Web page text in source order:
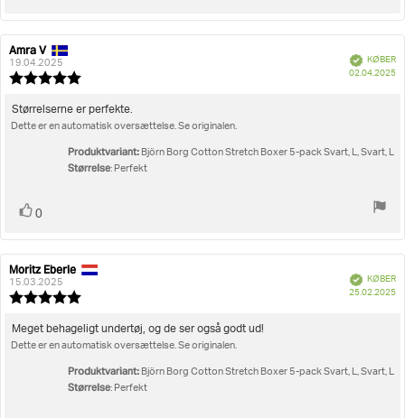
Forfatter
af
bedømmelsen:
Amra V
19.04.2025
ud
stjerner
Verificeret
KØBER
02.04.2025
Tekst
til
bedømmelsen:
Størrelserne er perfekte.
Dette er en automatisk oversættelse. Se originalen.
Produktvariant: Björn Borg Cotton Stretch Boxer 5-pack Svart, L, Svart, L
Størrelse: Perfekt
Stem
0
Forfatter
af
bedømmelsen:
Moritz Eberle
15.03.2025
ud
stjerner
Verificeret
KØBER
25.02.2025
Tekst
til
bedømmelsen:
Meget behageligt undertøj, og de ser også godt ud!
Dette er en automatisk oversættelse. Se originalen.
Produktvariant: Björn Borg Cotton Stretch Boxer 5-pack Svart, L, Svart, L
Størrelse: Perfekt